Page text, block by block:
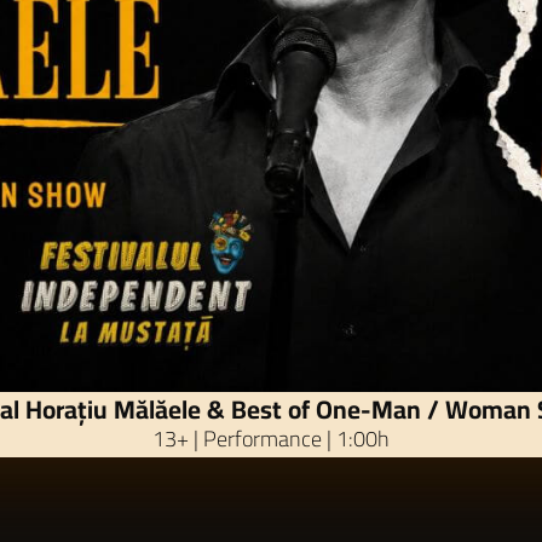
Horațiu Mălăele & Best of One-Man / Woman
13+ | Performance | 1:00h